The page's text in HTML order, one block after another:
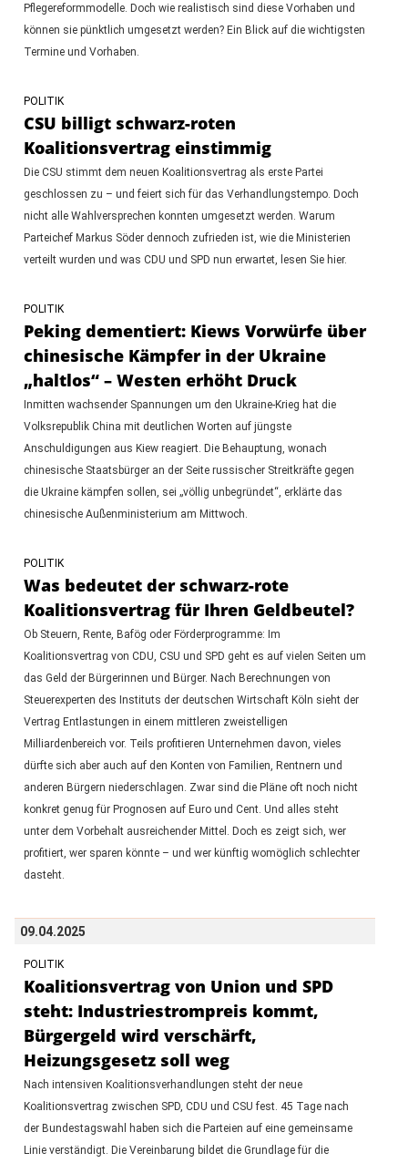
Pflegereformmodelle. Doch wie realistisch sind diese Vorhaben und
können sie pünktlich umgesetzt werden? Ein Blick auf die wichtigsten
Termine und Vorhaben.
POLITIK
CSU billigt schwarz-roten
Koalitionsvertrag einstimmig
Die CSU stimmt dem neuen Koalitionsvertrag als erste Partei
geschlossen zu – und feiert sich für das Verhandlungstempo. Doch
nicht alle Wahlversprechen konnten umgesetzt werden. Warum
Parteichef Markus Söder dennoch zufrieden ist, wie die Ministerien
verteilt wurden und was CDU und SPD nun erwartet, lesen Sie hier.
POLITIK
Peking dementiert: Kiews Vorwürfe über
chinesische Kämpfer in der Ukraine
„haltlos“ – Westen erhöht Druck
Inmitten wachsender Spannungen um den Ukraine-Krieg hat die
Volksrepublik China mit deutlichen Worten auf jüngste
Anschuldigungen aus Kiew reagiert. Die Behauptung, wonach
chinesische Staatsbürger an der Seite russischer Streitkräfte gegen
die Ukraine kämpfen sollen, sei „völlig unbegründet“, erklärte das
chinesische Außenministerium am Mittwoch.
POLITIK
Was bedeutet der schwarz-rote
Koalitionsvertrag für Ihren Geldbeutel?
Ob Steuern, Rente, Bafög oder Förderprogramme: Im
Koalitionsvertrag von CDU, CSU und SPD geht es auf vielen Seiten um
das Geld der Bürgerinnen und Bürger. Nach Berechnungen von
Steuerexperten des Instituts der deutschen Wirtschaft Köln sieht der
Vertrag Entlastungen in einem mittleren zweistelligen
Milliardenbereich vor. Teils profitieren Unternehmen davon, vieles
dürfte sich aber auch auf den Konten von Familien, Rentnern und
anderen Bürgern niederschlagen. Zwar sind die Pläne oft noch nicht
konkret genug für Prognosen auf Euro und Cent. Und alles steht
unter dem Vorbehalt ausreichender Mittel. Doch es zeigt sich, wer
profitiert, wer sparen könnte – und wer künftig womöglich schlechter
dasteht.
09.04.2025
POLITIK
Koalitionsvertrag von Union und SPD
steht: Industriestrompreis kommt,
Bürgergeld wird verschärft,
Heizungsgesetz soll weg
Nach intensiven Koalitionsverhandlungen steht der neue
Koalitionsvertrag zwischen SPD, CDU und CSU fest. 45 Tage nach
der Bundestagswahl haben sich die Parteien auf eine gemeinsame
Linie verständigt. Die Vereinbarung bildet die Grundlage für die